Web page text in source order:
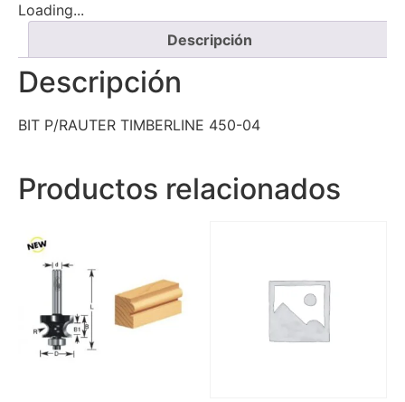
Loading...
Descripción
Descripción
BIT P/RAUTER TIMBERLINE 450-04
Productos relacionados